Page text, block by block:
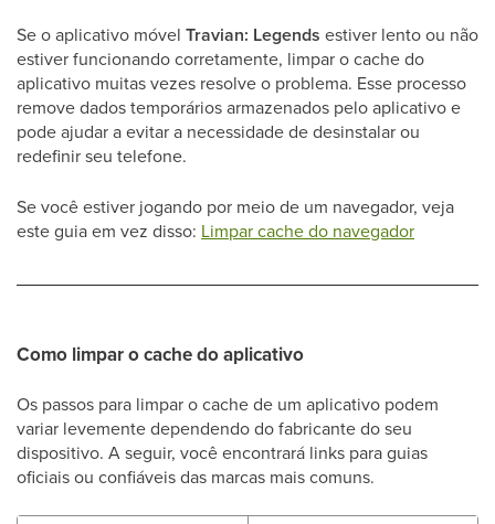
Se o aplicativo móvel Travian: Legends estiver lento ou não
estiver funcionando corretamente, limpar o cache do
aplicativo muitas vezes resolve o problema. Esse processo
remove dados temporários armazenados pelo aplicativo e
pode ajudar a evitar a necessidade de desinstalar ou
redefinir seu telefone.
Se você estiver jogando por meio de um navegador, veja
este guia em vez disso: Limpar cache do navegador
Como limpar o cache do aplicativo
Os passos para limpar o cache de um aplicativo podem
variar levemente dependendo do fabricante do seu
dispositivo. A seguir, você encontrará links para guias
oficiais ou confiáveis das marcas mais comuns.